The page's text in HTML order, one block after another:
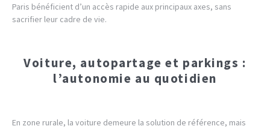
Paris bénéficient d’un accès rapide aux principaux axes, sans
sacrifier leur cadre de vie.
Voiture, autopartage et parkings :
l’autonomie au quotidien
En zone rurale, la voiture demeure la solution de référence, mais